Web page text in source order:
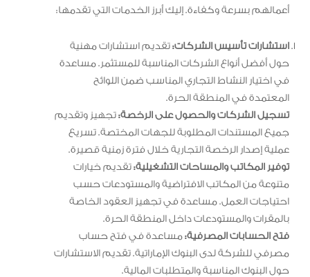
أعمالهم بسرعة وكفاءة. إليك أبرز الخدمات التي تقدمها:
استشارات تأسيس الشركات:تقديم استشارات مهنية
حول أفضل أنواع الشركات المناسبة للمستثمر. مساعدة
في اختيار النشاط التجاري المناسب ضمن اللوائح
المعتمدة في المنطقة الحرة.
تسجيل الشركات والحصول على الرخصة:تجهيز وتقديم
جميع المستندات المطلوبة للجهات المختصة. تسريع
عملية إصدار الرخصة التجارية خلال فترة زمنية قصيرة.
توفير المكاتب والمساحات التشغيلية:تقديم خيارات
متنوعة من المكاتب الافتراضية والمستودعات حسب
احتياجات العمل. مساعدة في تجهيز العقود الخاصة
بالمقرات والمستودعات داخل المنطقة الحرة.
فتح الحسابات المصرفية:مساعدة في فتح حساب
مصرفي للشركة لدى البنوك الإماراتية. تقديم الاستشارات
حول البنوك المناسبة والمتطلبات المالية.